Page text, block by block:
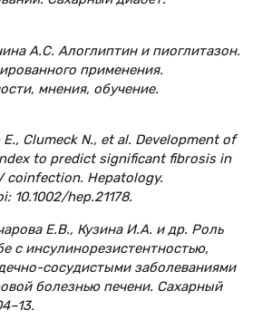
А.С. Алоглиптин и пиоглитазон.
применения.
мнения, обучение.
Clumeck N., et al. Development of
to predict significant fibrosis in
coinfection. Hepatology.
10.1002/hep.21178.
Е.В., Кузина И.А. и др. Роль
с инсулинорезистентностью,
сосудистыми заболеваниями
болезнью печени. Сахарный